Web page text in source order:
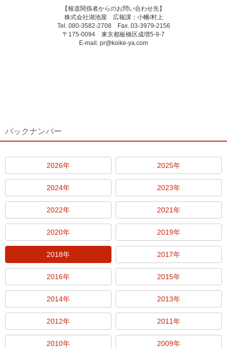
【報道関係者からのお問い合わせ先】
株式会社湖池屋 広報課：小幡/村上
Tel. 080-3582-2708 Fax. 03-3979-2156
〒175-0094 東京都板橋区成増5-9-7
E-mail. pr@koike-ya.com
バックナンバー
2026年 2025年
2024年 2023年
2022年 2021年
2020年 2019年
2018年 2017年
2016年 2015年
2014年 2013年
2012年 2011年
2010年 2009年